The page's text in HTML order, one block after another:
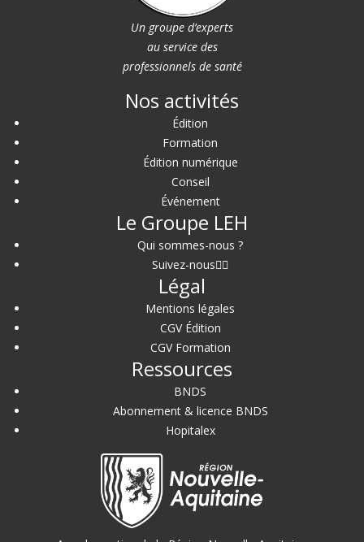
Un groupe d’experts
au service des
professionnels de santé
Nos activités
Édition
Formation
Édition numérique
Conseil
Événement
Le Groupe LEH
Qui sommes-nous ?
Suivez-nous
Légal
Mentions légales
CGV Édition
CGV Formation
Ressources
BNDS
Abonnement & licence BNDS
Hopitalex